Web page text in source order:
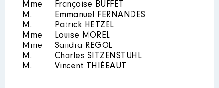
Mme
Françoise BUFFET
M.
Emmanuel FERNANDES
M.
Patrick HETZEL
Mme
Louise MOREL
Mme
Sandra REGOL
M.
Charles SITZENSTUHL
M.
Vincent THIÉBAUT